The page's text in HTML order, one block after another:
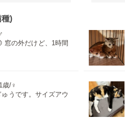
)
窓の外だけど、1時間
歳/♀
うです。サイズアウ